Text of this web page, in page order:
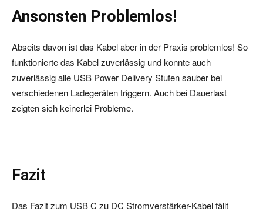
Ansonsten Problemlos!
Abseits davon ist das Kabel aber in der Praxis problemlos! So
funktionierte das Kabel zuverlässig und konnte auch
zuverlässig alle USB Power Delivery Stufen sauber bei
verschiedenen Ladegeräten triggern. Auch bei Dauerlast
zeigten sich keinerlei Probleme.
Fazit
Das Fazit zum USB C zu DC Stromverstärker-Kabel fällt